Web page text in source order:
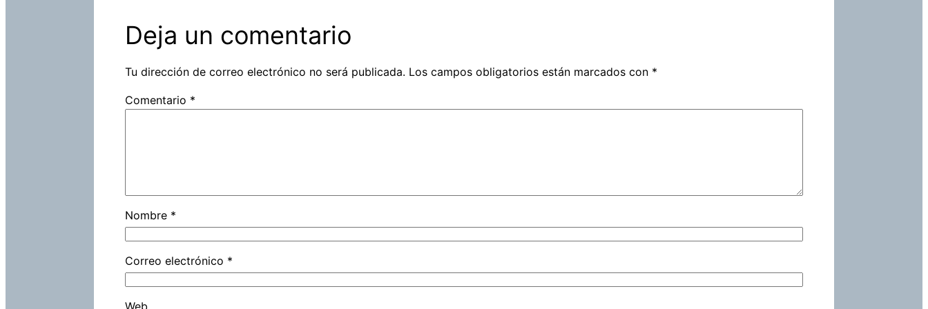
Deja un comentario
Tu dirección de correo electrónico no será publicada. Los campos obligatorios están marcados con *
Comentario *
Nombre *
Correo electrónico *